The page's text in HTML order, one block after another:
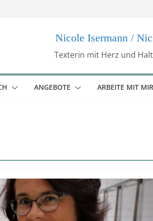
Nicole Isermann /
Texterin mit Herz und
ANGEBOTE ARBEITE MIT MIR